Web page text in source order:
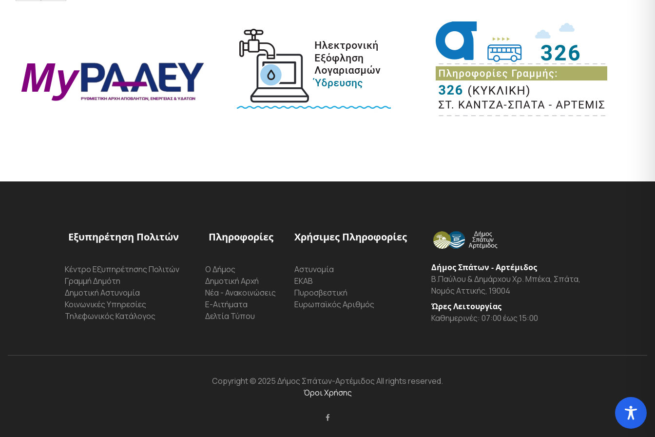
Εξυπηρέτηση Πολιτών
Κέντρο Εξυπηρέτησης Πολιτών
Γραμμή Δημότη
Δημοτική Αστυνομία
Κοινωνικές Υπηρεσίες
Τηλεφωνικός Κατάλογος
Πληροφορίες
Ο Δήμος
Δημοτική Αρχή
Νέα - Ανακοινώσεις
Ε-Αιτήματα
Δελτία Τύπου
Χρήσιμες Πληροφορίες
Αστυνομία
ΕΚΑΒ
Πυροσβεστική
Ευρωπαϊκός Αριθμός
Δήμος Σπάτων - Αρτέμιδος
Β.Παύλου & Δημάρχου Χρ. Μπέκα, Σπάτα,
Νομός Αττικής, 19004
Ώρες Λειτουργίας
Καθημερινές: 07:00 έως 15:00
Copyright© 2025 Δήμος Σπάτων-ΑρτέμιδοςAll rights reserved.
Όροι Χρήσης